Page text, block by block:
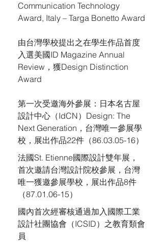
Communication Technology
Award, Italy – Targa Bonetto Award
由台灣學校提出之在學生作品首度
入選美國ID Magazine Annual
Review，獲Design Distinction
Award
第一次受邀海外參展：日本名古屋
設計中心（IdCN）Design: The
Next Generation，台灣唯一參展學
校，展出作品22件（86.03.05-16）
法國St. Etienne國際設計雙年展，
首次邀請台灣設計院校參展，台灣
唯一獲邀參展學校，展出作品8件
（87.01.06-15）
國內首次經審核通過加入國際工業
設計社團協會（ICSID）之教育類會
員